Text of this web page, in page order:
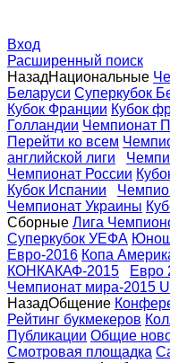
Вход
Расширенный поиск
НазадНациональные
Беларуси Суперкубок
Кубок Франции Кубок
Голландии Чемпионат
Перейти ко всем
английской лиги
Чемпионат России
Кубок Испании
Чемпионат Украины
Сборные Лига
Суперкубок УЕФА
Евро-2016 Копа
КОНКАКАФ-2015
Евро
Чемпионат мира-2015
НазадОбщение
Рейтинг букмекеров
Публикации Общие
Смотровая площадка